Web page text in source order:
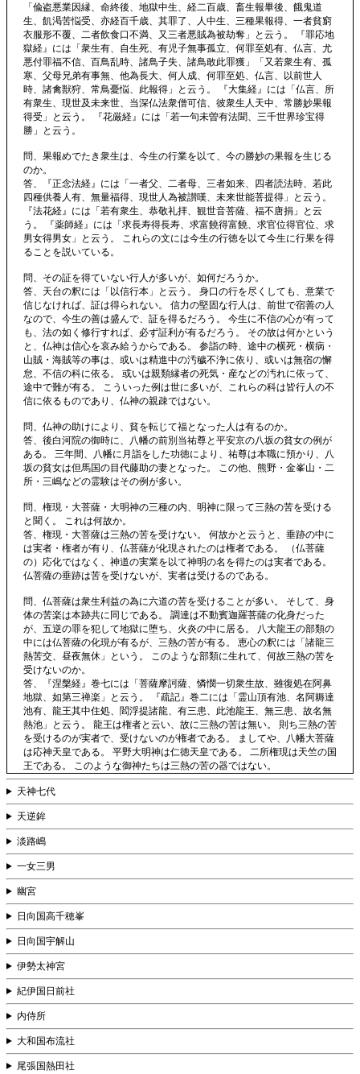
「偸盗悪業因縁、命終後、地獄中生、経二百歳、畜生報畢後、餓鬼道
生、飢渇苦悩受、亦経百千歳、其罪了、人中生、三種果報得、一者貧窮
衣服形不覆、二者飲食口不満、又三者悪賊為被劫奪」と云う。 『罪応地
獄経』には「衆生有、自生死、有児子無事孤立、何罪至処有、仏言、尤
悪付罪福不信、百鳥乱時、諸鳥子失、諸鳥敢此罪獲」「又若衆生有、孤
寒、父母兄弟有事無、他為長大、何人成、何罪至処、仏言、以前世人
時、諸禽獣狩、常鳥憂悩、此報得」と云う。 『大集経』には「仏言、所
有衆生、現世及未来世、当深仏法衆僧可信、彼衆生人天中、常勝妙果報
得受」と云う。 『花厳経』には「若一句未曽有法聞、三千世界珍宝得
勝」と云う。
問、果報めでたき衆生は、今生の行業を以て、今の勝妙の果報を生じる
のか。
答、『正念法経』には「一者父、二者母、三者如来、四者読法時、若此
四種供養人有、無量福得、現世人為被讃嘆、未来世能菩提得」と云う。
『法花経』には「若有衆生、恭敬礼拝、観世音菩薩、福不唐捐」と云
う。 『薬師経』には「求長寿得長寿、求富饒得富饒、求官位得官位、求
男女得男女」と云う。 これらの文には今生の行徳を以て今生に行果を得
ることを説いている。
問、その証を得ていない行人が多いが、如何だろうか。
答、天台の釈には「以信行本」と云う。 身口の行を尽くしても、意業で
信じなければ、証は得られない。 信力の堅固な行人は、前世で宿善の人
なので、今生の善は盛んで、証を得るだろう。 今生に不信の心が有って
も、法の如く修行すれば、必ず証利が有るだろう。 その故は何かという
と、仏神は信心を哀み給うからである。 参詣の時、途中の横死・横病・
山賊・海賊等の事は、或いは精進中の汚穢不浄に依り、或いは無宿の懈
怠、不信の科に依る。 或いは親類縁者の死気・産などの汚れに依って、
途中で難が有る。 こういった例は世に多いが、これらの科は皆行人の不
信に依るものであり、仏神の親疎ではない。
問、仏神の助けにより、貧を転じて福となった人は有るのか。
答、後白河院の御時に、八幡の前別当祐尊と平安京の八坂の貧女の例が
ある。 三年間、八幡に月詣をした功徳により、祐尊は本職に預かり、八
坂の貧女は但馬国の目代藤助の妻となった。 この他、熊野・金峯山・二
所・三嶋などの霊験はその例が多い。
問、権現・大菩薩・大明神の三種の内、明神に限って三熱の苦を受ける
と聞く。 これは何故か。
答、権現・大菩薩は三熱の苦を受けない。 何故かと云うと、垂跡の中に
は実者・権者が有り、仏菩薩が化現されたのは権者である。 （仏菩薩
の）応化ではなく、神道の実業を以て神明の名を得たのは実者である。
仏菩薩の垂跡は苦を受けないが、実者は受けるのである。
問、仏菩薩は衆生利益の為に六道の苦を受けることが多い。 そして、身
体の苦楽は本跡共に同じである。 調達は不動賓迦羅菩薩の化身だった
が、五逆の罪を犯して地獄に堕ち、火炎の中に居る。 八大龍王の部類の
中には仏菩薩の化現が有るが、三熱の苦が有る。 恵心の釈には「諸龍三
熱苦交、昼夜無休」という。 このような部類に生れて、何故三熱の苦を
受けないのか。
答、『涅槃経』巻七には「菩薩摩訶薩、憐憫一切衆生故、雖復処在阿鼻
地獄、如第三禅楽」と云う。 『疏記』巻二には「霊山頂有池、名阿耨達
池有、龍王其中住処、閻浮提諸龍、有三患、此池龍王、無三患、故名無
熱池」と云う。 龍王は権者と云い、故に三熱の苦は無い。 則ち三熱の苦
を受けるのが実者で、受けないのが権者である。 ましてや、八幡大菩薩
は応神天皇である。 平野大明神は仁徳天皇である。 二所権現は天竺の国
王である。 このような御神たちは三熱の苦の器ではない。
天神七代
天逆鉾
淡路嶋
一女三男
幽宮
日向国高千穂峯
日向国宇解山
伊勢太神宮
紀伊国日前社
内侍所
大和国布流社
尾張国熱田社